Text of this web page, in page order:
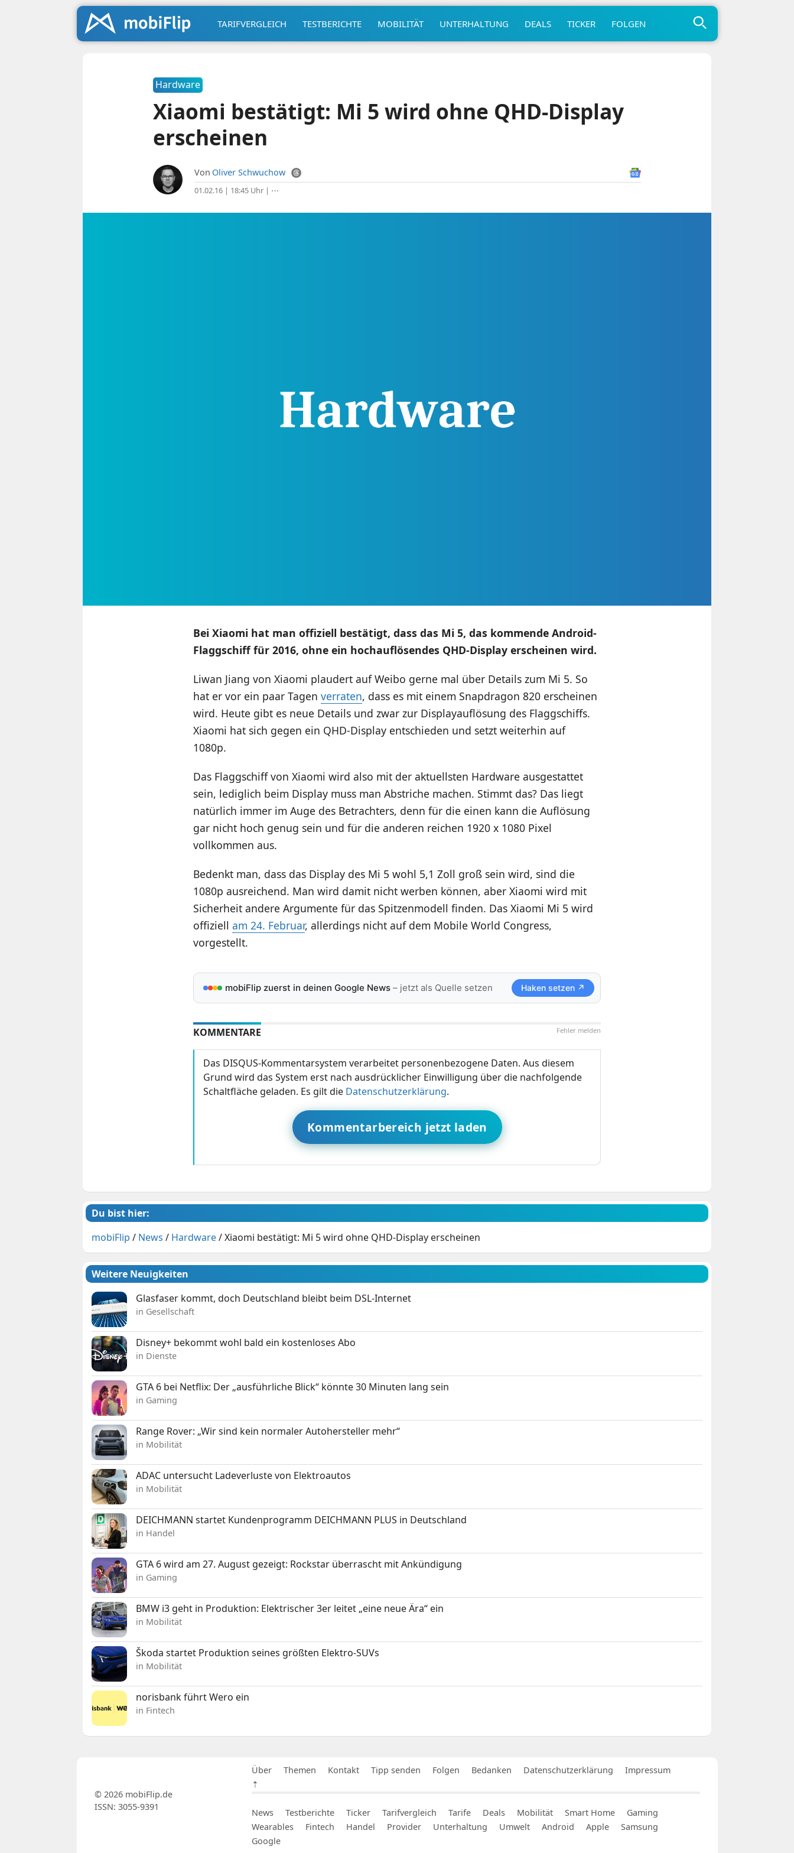
TARIFVERGLEICH TESTBERICHTE MOBILITÄT UNTERHALTUNG DEALS TICKER FOLGEN
Hardware
Xiaomi bestätigt: Mi 5 wird ohne QHD-Display
erscheinen
Von Oliver Schwuchow
01.02.16 | 18:45 Uhr| ⋯
Bei Xiaomi hat man offiziell bestätigt, dass das Mi 5, das kommende Android-
Flaggschiff für 2016, ohne ein hochauflösendes QHD-Display erscheinen wird.
Liwan Jiang von Xiaomi plaudert auf Weibo gerne mal über Details zum Mi 5. So
hat er vor ein paar Tagen verraten, dass es mit einem Snapdragon 820 erscheinen
wird. Heute gibt es neue Details und zwar zur Displayauflösung des Flaggschiffs.
Xiaomi hat sich gegen ein QHD-Display entschieden und setzt weiterhin auf
1080p.
Das Flaggschiff von Xiaomi wird also mit der aktuellsten Hardware ausgestattet
sein, lediglich beim Display muss man Abstriche machen. Stimmt das? Das liegt
natürlich immer im Auge des Betrachters, denn für die einen kann die Auflösung
gar nicht hoch genug sein und für die anderen reichen 1920 x 1080 Pixel
vollkommen aus.
Bedenkt man, dass das Display des Mi 5 wohl 5,1 Zoll groß sein wird, sind die
1080p ausreichend. Man wird damit nicht werben können, aber Xiaomi wird mit
Sicherheit andere Argumente für das Spitzenmodell finden. Das Xiaomi Mi 5 wird
offiziell am 24. Februar, allerdings nicht auf dem Mobile World Congress,
vorgestellt.
mobiFlip zuerst in deinen Google News– jetzt als Quelle setzen Haken setzen ↗
Fehler melden
KOMMENTARE
Das DISQUS-Kommentarsystem verarbeitet personenbezogene Daten. Aus diesem
Grund wird das System erst nach ausdrücklicher Einwilligung über die nachfolgende
Schaltfläche geladen. Es gilt die Datenschutzerklärung.
Kommentarbereich jetzt laden
Du bist hier:
mobiFlip / News / Hardware/Xiaomi bestätigt: Mi 5 wird ohne QHD-Display erscheinen
Weitere Neuigkeiten
Glasfaser kommt, doch Deutschland bleibt beim DSL-Internet
in Gesellschaft
Disney+ bekommt wohl bald ein kostenloses Abo
in Dienste
GTA 6 bei Netflix: Der „ausführliche Blick“ könnte 30 Minuten lang sein
in Gaming
Range Rover: „Wir sind kein normaler Autohersteller mehr“
in Mobilität
ADAC untersucht Ladeverluste von Elektroautos
in Mobilität
DEICHMANN startet Kundenprogramm DEICHMANN PLUS in Deutschland
in Handel
GTA 6 wird am 27. August gezeigt: Rockstar überrascht mit Ankündigung
in Gaming
BMW i3 geht in Produktion: Elektrischer 3er leitet „eine neue Ära“ ein
in Mobilität
Škoda startet Produktion seines größten Elektro-SUVs
in Mobilität
norisbank führt Wero ein
in Fintech
Über Themen Kontakt Tipp senden Folgen Bedanken Datenschutzerklärung
Impressum
⇡
News Testberichte Ticker Tarifvergleich Tarife Deals Mobilität Smart Home
Gaming
Wearables
Fintech Handel Provider Unterhaltung Umwelt Android Apple
Samsung
Google
© 2026 mobiFlip.de
ISSN: 3055-9391